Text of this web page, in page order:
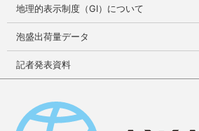
地理的表示制度（GI）について
泡盛出荷量データ
記者発表資料